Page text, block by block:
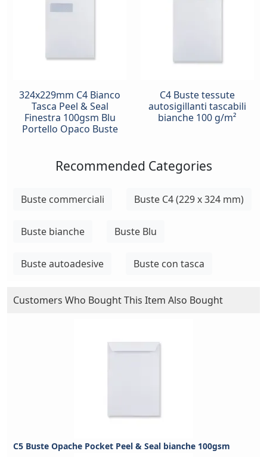
324x229mm C4 Bianco
Tasca Peel & Seal
Finestra 100gsm Blu
Portello Opaco Buste
C4 Buste tessute
autosigillanti tascabili
bianche 100 g/m²
Recommended Categories
Buste commerciali Buste C4 (229 x 324 mm)
Buste bianche Buste Blu
Buste autoadesive Buste con tasca
Customers Who Bought This Item Also Bought
C5 Buste Opache Pocket Peel & Seal bianche 100gsm